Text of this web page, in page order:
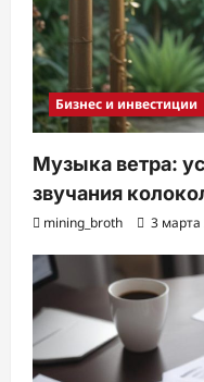
Бизнес и инвестиции
Музыка ветра:
звучания
mining_broth 3 марта